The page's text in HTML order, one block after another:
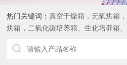
热门关键词：真空干燥箱，无氧烘箱
烘箱，二氧化碳培养箱、生化培养箱